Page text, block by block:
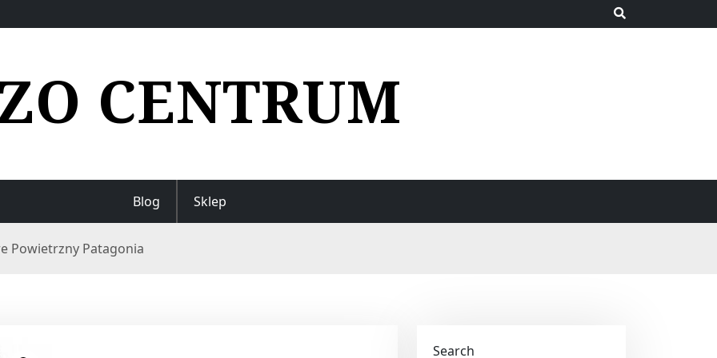
CENTRUM
Blog Sklep
Powietrzny Patagonia
Search